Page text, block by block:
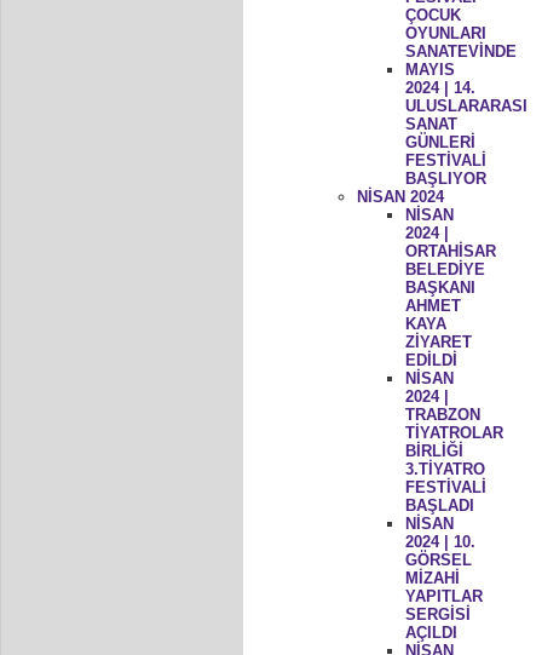
ÇOCUK
OYUNLARI
SANATEVİNDE
MAYIS
2024 | 14.
ULUSLARARASI
SANAT
GÜNLERİ
FESTİVALİ
BAŞLIYOR
NİSAN 2024
NİSAN
2024 |
ORTAHİSAR
BELEDİYE
BAŞKANI
AHMET
KAYA
ZİYARET
EDİLDİ
NİSAN
2024 |
TRABZON
TİYATROLAR
BİRLİĞİ
3.TİYATRO
FESTİVALİ
BAŞLADI
NİSAN
2024 | 10.
GÖRSEL
MİZAHİ
YAPITLAR
SERGİSİ
AÇILDI
NİSAN